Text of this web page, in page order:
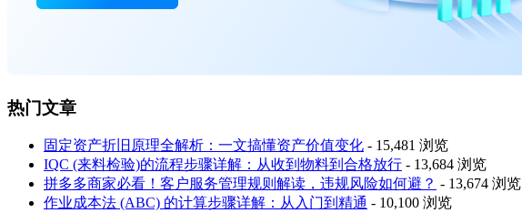
热门文章
固定资产折旧原理全解析：一文搞懂资产价值变化 - 15,481 浏览
IQC (来料检验)的流程步骤详解：从收到物料到合格放行 - 13,684 浏览
拼多多商家必看！客户服务管理规则解读，违规风险如何避？ - 13,674 浏览
作业成本法 (ABC) 的计算步骤详解：从入门到精通 - 10,100 浏览